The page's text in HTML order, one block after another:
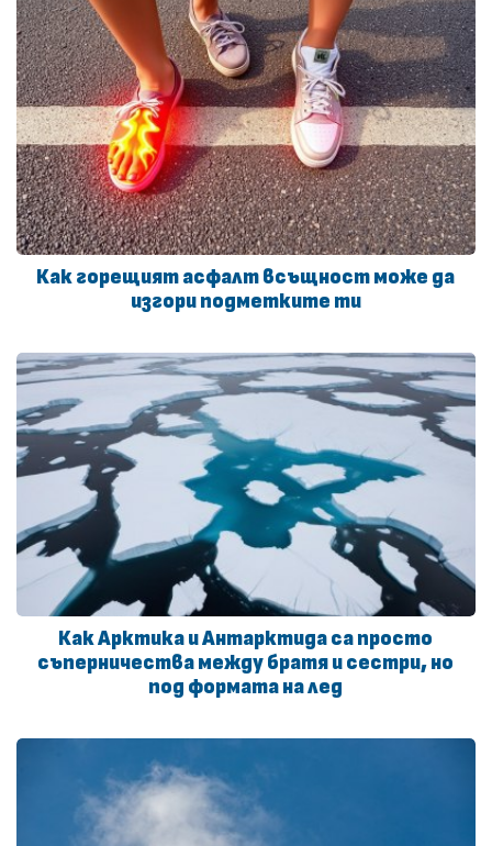
Как горещият асфалт всъщност може да
изгори подметките ти
Как Арктика и Антарктида са просто
съперничества между братя и сестри, но
под формата на лед